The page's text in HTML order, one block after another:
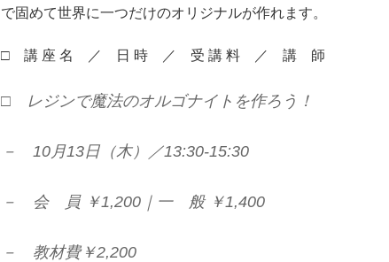
で固めて世界に一つだけのオリジナルが作れます。
□ 講 座 名 ／ 日 時 ／ 受 講 料 ／ 講 師
□ レジンで魔法のオルゴナイトを作ろう！
－ 10月13日（木）／13:30-15:30
－ 会 員 ￥1,200｜一 般 ￥1,400
－ 教材費￥2,200